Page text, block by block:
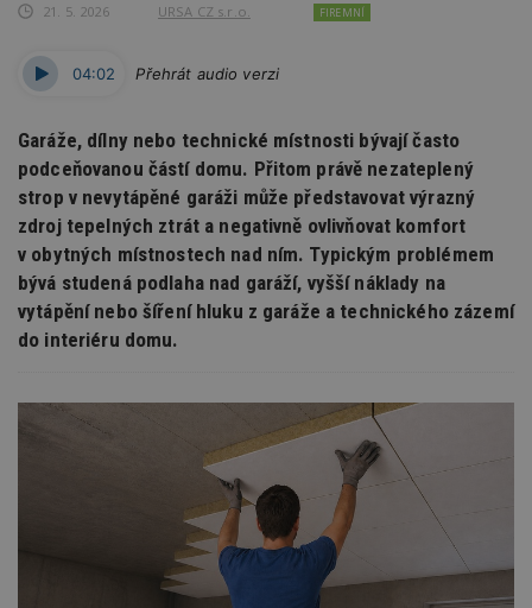
21. 5. 2026 URSA CZ s.r.o. FIREMNÍ
04:02 Přehrát audio verzi
Garáže, dílny nebo technické místnosti bývají často
podceňovanou částí domu. Přitom právě nezateplený
strop v nevytápěné garáži může představovat výrazný
zdroj tepelných ztrát a negativně ovlivňovat komfort
v obytných místnostech nad ním. Typickým problémem
bývá studená podlaha nad garáží, vyšší náklady na
vytápění nebo šíření hluku z garáže a technického zázemí
do interiéru domu.